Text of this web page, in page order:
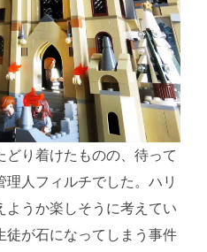
どり着けたものの、待って
人フィルチでした。ハリ
ようか楽しそうに考えてい
徒が石になってしまう事件